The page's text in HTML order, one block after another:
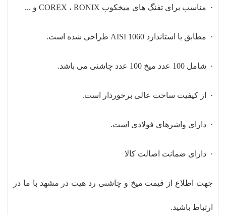
· مناسب برای تفنگ های میخکوب COREX ، RONIX و ...
· مطابق با استاندارد AISI 1060 طراحی شده است.
· شامل 100 عدد میخ 100 عدد چاشنی می باشد.
· از کیفیت ساخت عالی برخوردار است.
· دارای واشرهای فولادی است.
· دارای ضمانت اصالت کالا
جهت اطلاع از قیمت میخ و چاشنی رد هیت در مشهد با ما در
ارتباط باشید.